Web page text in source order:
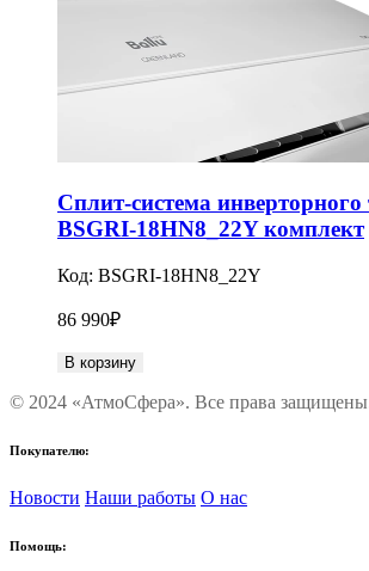
Сплит-система
BSGRI-18HN8_22Y комплект
Код: BSGRI-18HN8_22Y
86 990₽
В корзину
© 2024 «АтмоСфера». Все права
Покупателю:
Новости Наши работы О нас
Помощь: